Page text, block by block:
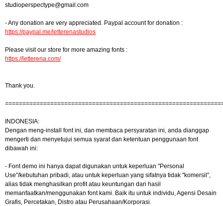
studioperspectype@gmail.com
- Any donation are very appreciated. Paypal account for donation :
https://paypal.me/letterenastudios
Please visit our store for more amazing fonts :
https://letterena.com/
Thank you.
INDONESIA:
Dengan meng-install font ini, dan membaca persyaratan ini, anda dianggap
mengerti dan menyetujui semua syarat dan ketentuan penggunaan font
dibawah ini:
- Font demo ini hanya dapat digunakan untuk keperluan "Personal
Use"/kebutuhan pribadi, atau untuk keperluan yang sifatnya tidak "komersil",
alias tidak menghasilkan profit atau keuntungan dari hasil
memanfaatkan/menggunakan font kami. Baik itu untuk individu, Agensi Desain
Grafis, Percetakan, Distro atau Perusahaan/Korporasi.